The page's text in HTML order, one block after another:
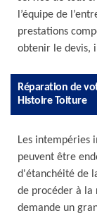
l’équipe de
prestations
obtenir le devis,
Réparation de
Histoire Toiture
Les intempéries
peuvent être
d'étanchéité de
de procéder à la
demande un